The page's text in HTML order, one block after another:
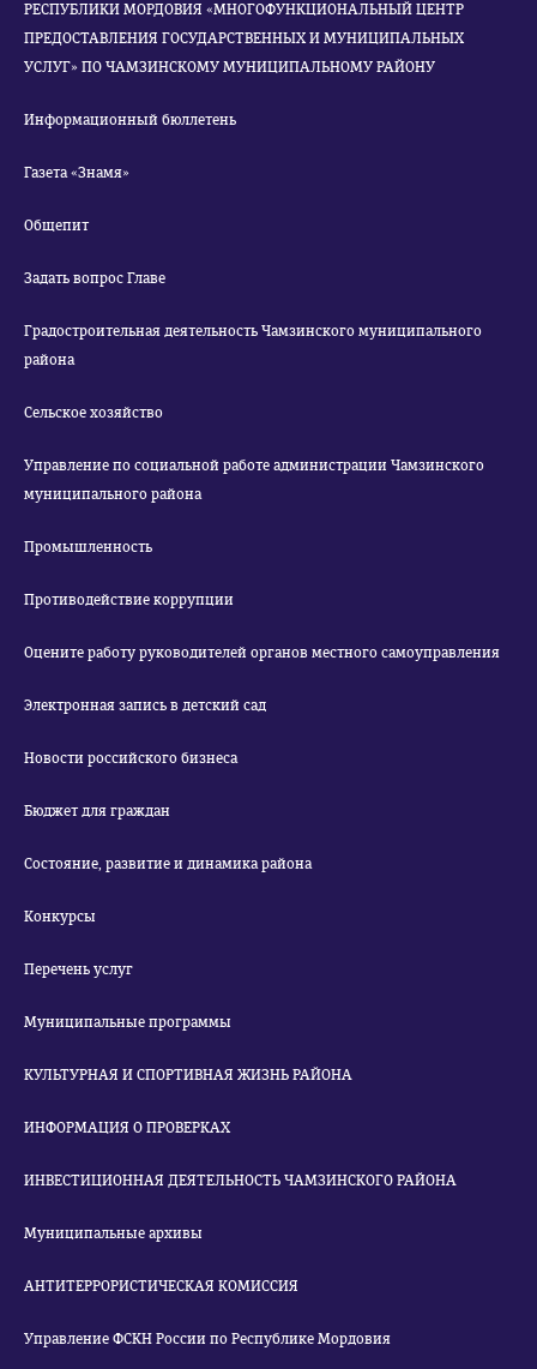
РЕСПУБЛИКИ МОРДОВИЯ «МНОГОФУНКЦИОНАЛЬНЫЙ ЦЕНТР
ПРЕДОСТАВЛЕНИЯ ГОСУДАРСТВЕННЫХ И МУНИЦИПАЛЬНЫХ
УСЛУГ» ПО ЧАМЗИНСКОМУ МУНИЦИПАЛЬНОМУ РАЙОНУ
Информационный бюллетень
Газета «Знамя»
Общепит
Задать вопрос Главе
Градостроительная деятельность Чамзинского муниципального
района
Сельское хозяйство
Управление по социальной работе администрации Чамзинского
муниципального района
Промышленность
Противодействие коррупции
Оцените работу руководителей органов местного самоуправления
Электронная запись в детский сад
Новости российского бизнеса
Бюджет для граждан
Состояние, развитие и динамика района
Конкурсы
Перечень услуг
Муниципальные программы
КУЛЬТУРНАЯ И СПОРТИВНАЯ ЖИЗНЬ РАЙОНА
ИНФОРМАЦИЯ О ПРОВЕРКАХ
ИНВЕСТИЦИОННАЯ ДЕЯТЕЛЬНОСТЬ ЧАМЗИНСКОГО РАЙОНА
Муниципальные архивы
АНТИТЕРРОРИСТИЧЕСКАЯ КОМИССИЯ
Управление ФСКН России по Республике Мордовия